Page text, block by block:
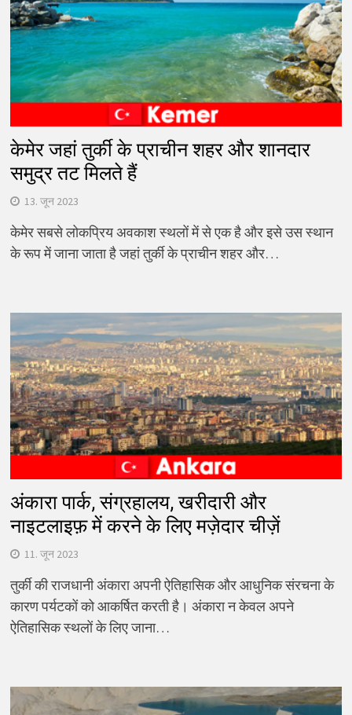
केमेर जहां तुर्की के प्राचीन शहर और शानदार
समुद्र तट मिलते हैं
13. जून 2023
केमेर सबसे लोकप्रिय अवकाश स्थलों में से एक है और इसे उस स्थान
के रूप में जाना जाता है जहां तुर्की के प्राचीन शहर और…
अंकारा पार्क, संग्रहालय, खरीदारी और
नाइटलाइफ़ में करने के लिए मज़ेदार चीज़ें
11. जून 2023
तुर्की की राजधानी अंकारा अपनी ऐतिहासिक और आधुनिक संरचना के
कारण पर्यटकों को आकर्षित करती है। अंकारा न केवल अपने
ऐतिहासिक स्थलों के लिए जाना…